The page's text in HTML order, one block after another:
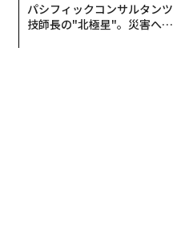
パシフィックコンサルタンツ
技師長の"北極星"。災害への